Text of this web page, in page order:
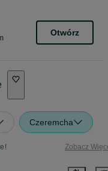
Otwórz
Czeremcha
Zobacz